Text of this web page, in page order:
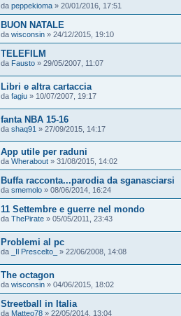
da peppekioma » 20/01/2016, 17:51
BUON NATALE
da wisconsin » 24/12/2015, 19:10
TELEFILM
da Fausto » 29/05/2007, 11:07
Libri e altra cartaccia
da fagiu » 10/07/2007, 19:17
fanta NBA 15-16
da shaq91 » 27/09/2015, 14:17
App utile per raduni
da Wherabout » 31/08/2015, 14:02
Buffa racconta...parodia da sganasciarsi
da smemolo » 08/06/2014, 16:24
11 Settembre e guerre nel mondo
da ThePirate » 05/05/2011, 23:43
Problemi al pc
da _Il Prescelto_ » 22/06/2008, 14:08
The octagon
da wisconsin » 04/06/2015, 18:02
Streetball in Italia
da Matteo78 » 22/05/2014, 13:04